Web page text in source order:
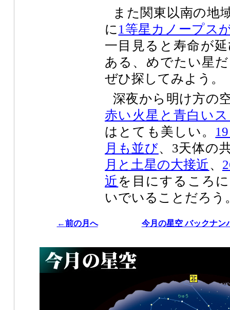
また関東以南の地
に 1等星カノープス
一目見ると寿命が
ある、めでたい星
ぜひ探してみよう。
深夜から明け方の
赤い火星と青白い
はとても美しい。
月も並び、3天体の
月と土星の大接近、
近 を目にするころ
いでいることだろう
←前の月へ 今月の星空 バックナン